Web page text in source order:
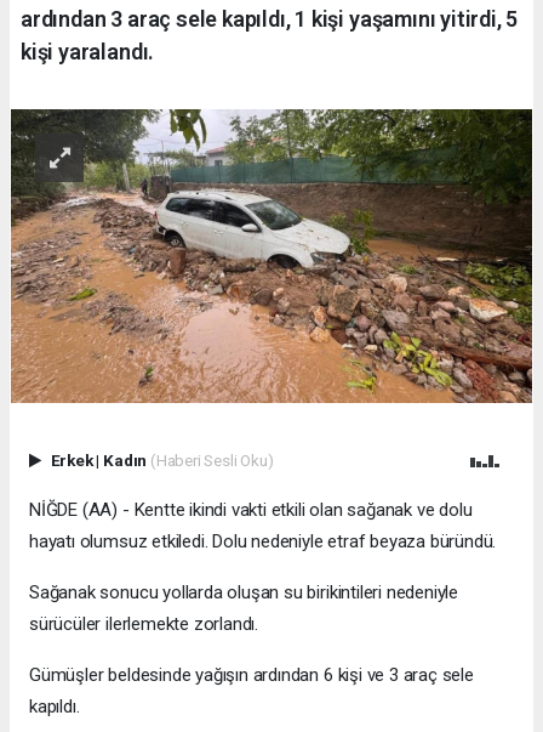
ardından 3 araç sele kapıldı, 1 kişi yaşamını yitirdi, 5
kişi yaralandı.
Erkek| Kadın (Haberi Sesli Oku)
NİĞDE (AA) - Kentte ikindi vakti etkili olan sağanak ve dolu
hayatı olumsuz etkiledi. Dolu nedeniyle etraf beyaza büründü.
Sağanak sonucu yollarda oluşan su birikintileri nedeniyle
sürücüler ilerlemekte zorlandı.
Gümüşler beldesinde yağışın ardından 6 kişi ve 3 araç sele
kapıldı.